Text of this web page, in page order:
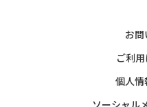
お
ご利
個人情
ソーシャル